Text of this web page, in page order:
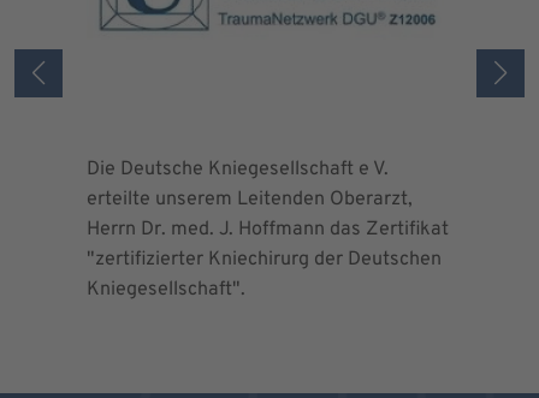
Die Deutsche Kniegesellschaft e V.
erteilte unserem Leitenden Oberarzt,
Herrn Dr. med. J. Hoffmann das Zertifikat
"zertifizierter Kniechirurg der Deutschen
Kniegesellschaft".